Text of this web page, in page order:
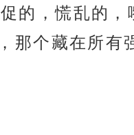
的，慌乱的
个藏在所有